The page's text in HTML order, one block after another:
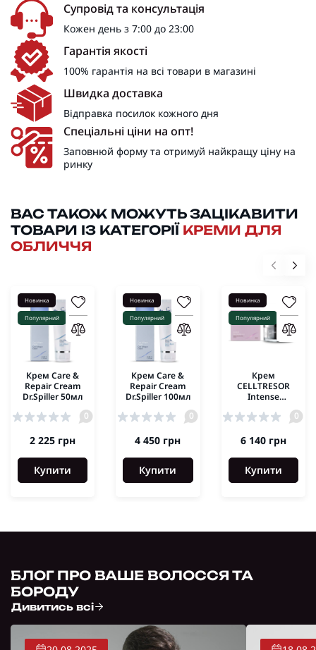
Супровід та консультація
Кожен день з 7:00 до 23:00
Гарантія якості
100% гарантія на всі товари в магазині
Швидка доставка
Відправка посилок кожного дня
Спеціальні ціни на опт!
Заповнюй форму та отримуй найкращу ціну на
ринку
ВАС ТАКОЖ МОЖУТЬ ЗАЦІКАВИТИ
ТОВАРИ ІЗ КАТЕГОРІЇ КРЕМИ ДЛЯ
ОБЛИЧЧЯ
Новинка
Популярний
Крем Care &
Repair Cream
Dr.Spiller 50мл
0
2 225 грн
Купити
Новинка
Популярний
Крем Care &
Repair Cream
Dr.Spiller 100мл
0
4 450 грн
Купити
Новинка
Популярний
Крем
CELLTRESOR
Intense
Cream Dr.Spiller0
6 140 грн
Купити
БЛОГ ПРО ВАШЕ ВОЛОССЯ ТА
БОРОДУ
Дивитись всі